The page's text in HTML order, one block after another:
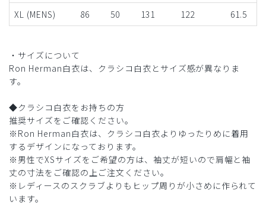
XL (MENS)
86 50 131 122 61.5
・サイズについて
Ron Herman白衣は、クラシコ白衣とサイズ感が異なりま
す。
◆クラシコ白衣をお持ちの方
推奨サイズをご確認ください。
※Ron Herman白衣は、クラシコ白衣よりゆったりめに着用
するデザインになっております。
※男性でXSサイズをご希望の方は、袖丈が短いので肩幅と袖
丈の寸法をご確認の上ご注文ください。
※レディースのスクラブよりもヒップ周りが小さめに作られて
います。